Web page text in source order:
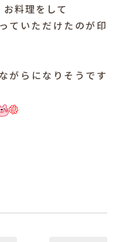
料理をして
いただけたのが印
がらになりそうです